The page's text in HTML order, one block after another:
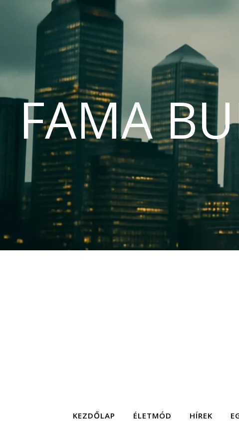
FAMA
KEZDŐLAP ÉLETMÓD HÍREK